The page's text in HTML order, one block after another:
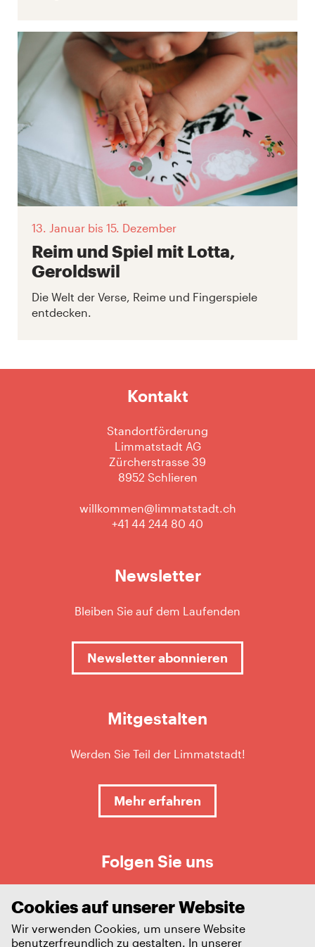
13. Januar bis 15. Dezember
Reim und Spiel mit Lotta,
Geroldswil
Die Welt der Verse, Reime und Fingerspiele
entdecken.
Kontakt
Standortförderung
Limmatstadt AG
Zürcherstrasse 39
8952 Schlieren
willkommen@limmatstadt.ch
+41 44 244 80 40
Newsletter
Bleiben Sie auf dem Laufenden
Newsletter abonnieren
Mitgestalten
Werden Sie Teil der Limmatstadt!
Mehr erfahren
Folgen Sie uns
Cookies auf unserer Website
Wir verwenden Cookies, um unsere Website
benutzerfreundlich zu gestalten. In unserer